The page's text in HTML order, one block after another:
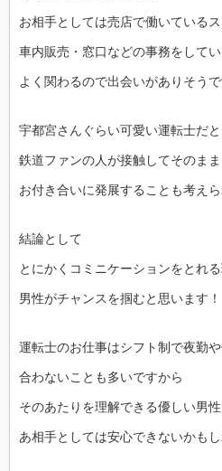
お相手としては売店で働いている
車内販売・窓口などの事務をして
よく関わるので出会いがありそうで
宇都宮さんぐらい可愛い運転士だと
鉄道ファンの人が接触してそのまま
お付き合いに発展することも考えら
結論として
とにかくコミニケーションをとれ
男性がチャンスを掴むと思います！
運転士のお仕事はシフト制で夜勤
合わないことも多いですから
そのあたりを理解できる優しい男
あ相手としては安心できないかもし